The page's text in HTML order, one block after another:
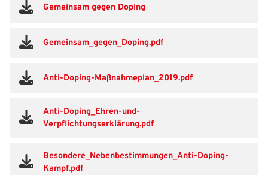
Gemeinsam gegen Doping
Gemeinsam_gegen_Doping.pdf
Anti-Doping-Maßnahmeplan_2019.pdf
Anti-Doping_Ehren-und-
Verpflichtungserklärung.pdf
Besondere_Nebenbestimmungen_Anti-Doping-
Kampf.pdf